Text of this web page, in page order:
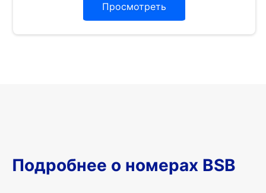
Просмотреть
Подробнее о номерах BSB